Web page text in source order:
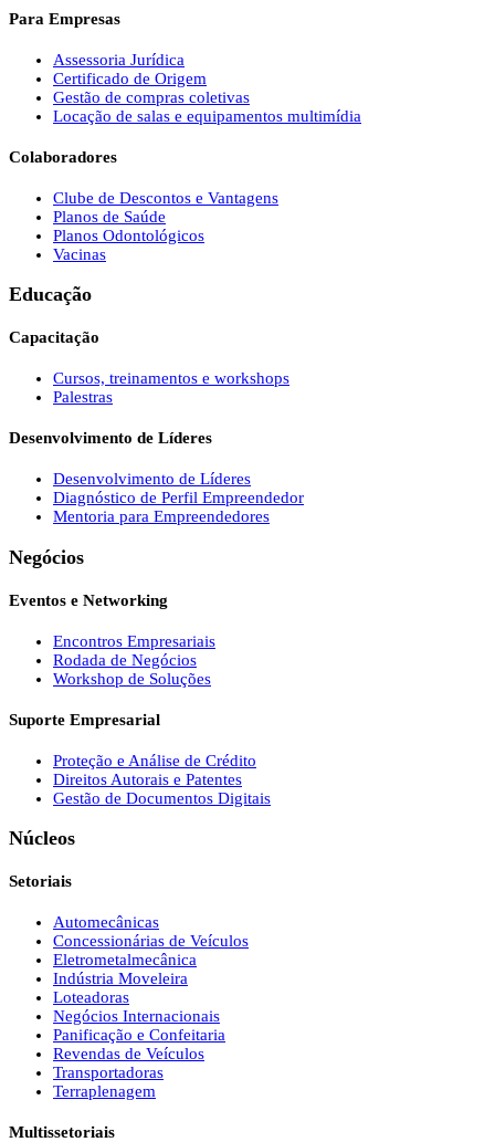
Para Empresas
Assessoria Jurídica
Certificado de Origem
Gestão de compras coletivas
Locação de salas e equipamentos multimídia
Colaboradores
Clube de Descontos e Vantagens
Planos de Saúde
Planos Odontológicos
Vacinas
Educação
Capacitação
Cursos, treinamentos e workshops
Palestras
Desenvolvimento de Líderes
Desenvolvimento de Líderes
Diagnóstico de Perfil Empreendedor
Mentoria para Empreendedores
Negócios
Eventos e Networking
Encontros Empresariais
Rodada de Negócios
Workshop de Soluções
Suporte Empresarial
Proteção e Análise de Crédito
Direitos Autorais e Patentes
Gestão de Documentos Digitais
Núcleos
Setoriais
Automecânicas
Concessionárias de Veículos
Eletrometalmecânica
Indústria Moveleira
Loteadoras
Negócios Internacionais
Panificação e Confeitaria
Revendas de Veículos
Transportadoras
Terraplenagem
Multissetoriais